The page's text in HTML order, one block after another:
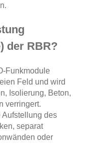
der RBR?
Funkmodule
Feld und wird
Isolierung, Beton,
verringert.
des
separat
oder